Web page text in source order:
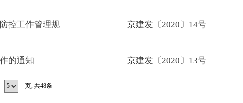
控工作管理规
京建发〔2020〕14号
的通知 京建发〔2020〕13号
页, 共48条